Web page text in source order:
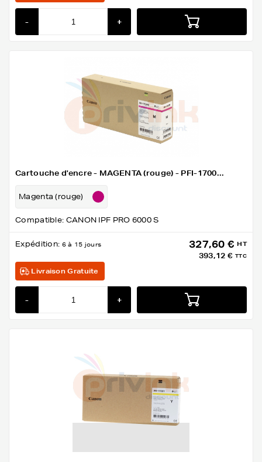
- +
Cartouche d'encre - MAGENTA (rouge) - PFI-1700...
Magenta (rouge)
Compatible: CANON IPF PRO 6000 S
Expédition: 6 à 15 jours 327,60 € HT
393,12 € TTC
Livraison Gratuite
- +